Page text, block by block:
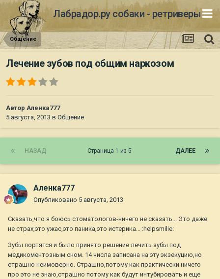
Лабрадор.ру собаки - ретриверы
Общение
Лечение зубов под общим наркозом
Автор Аленка777
5 августа, 2013 в Общение
НАЗАД ДАЛЕЕ
Страница 1 из 5
Аленка777
Опубликовано 5 августа, 2013
Сказать,что я боюсь стоматологов-ничего не сказать... Это даже
не страх,это ужас,это паника,это истерика... :helpsmilie:
Зубы портятся и было принято решение лечить зубы под
медикоментозным сном. 14 числа записана на эту экзекуцию,но
страшно неимоверно. Страшно,потому как практически ничего
про это не знаю,страшно потому как будут интубировать и еще